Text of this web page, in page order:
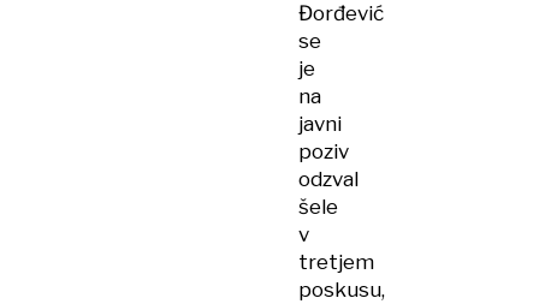
Đorđević
se
je
na
javni
poziv
odzval
šele
v
tretjem
poskusu,